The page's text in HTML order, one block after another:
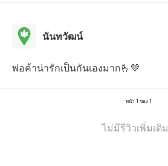
นันทวัฒน์
พ่อค้าน่ารักเป็นกันเองมาก🫰💚
หน้า 1 ของ 1
ไม่มีรีวิวเพิ่มเติม